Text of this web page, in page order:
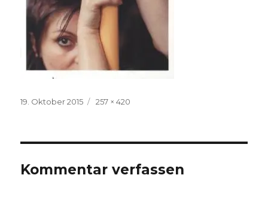
Veröffentlicht
19. Oktober 2015
Volle
257 × 420
Kommentar verfassen